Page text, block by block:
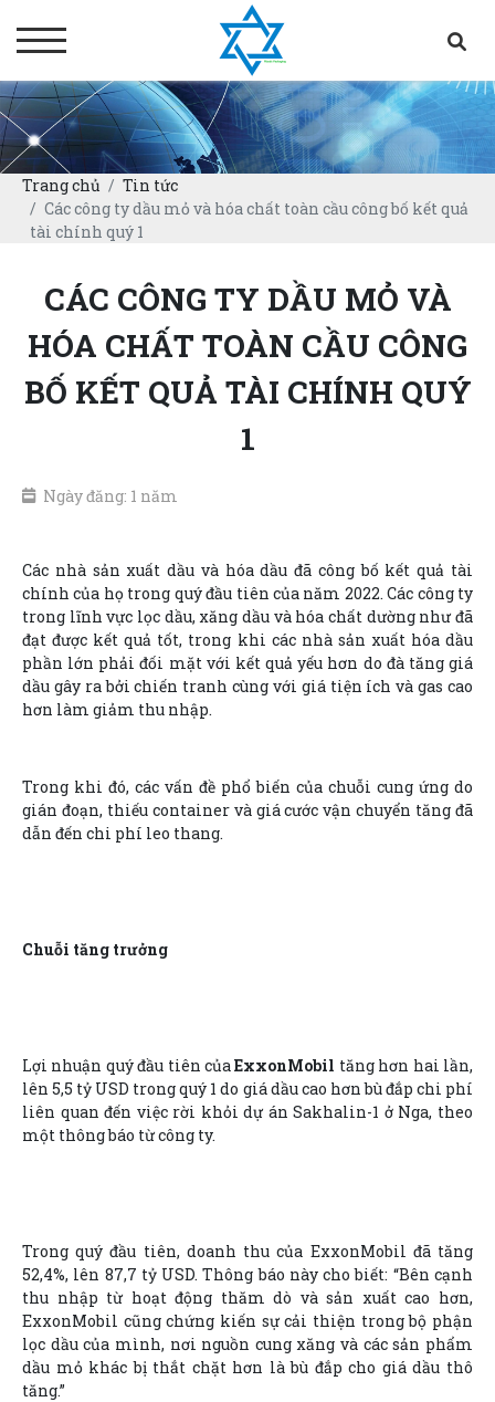
Trang chủ
Tin tức
Các công ty dầu mỏ và hóa chất toàn cầu công bố kết quả
tài chính quý 1
CÁC CÔNG TY DẦU MỎ VÀ
HÓA CHẤT TOÀN CẦU CÔNG
BỐ KẾT QUẢ TÀI CHÍNH QUÝ
1
Ngày đăng: 1 năm
Các nhà sản xuất dầu và hóa dầu đã công bố kết quả tài
chính của họ trong quý đầu tiên của năm 2022. Các công ty
trong lĩnh vực lọc dầu, xăng dầu và hóa chất dường như đã
đạt được kết quả tốt, trong khi các nhà sản xuất hóa dầu
phần lớn phải đối mặt với kết quả yếu hơn do đà tăng giá
dầu gây ra bởi chiến tranh cùng với giá tiện ích và gas cao
hơn làm giảm thu nhập.
Trong khi đó, các vấn đề phổ biến của chuỗi cung ứng do
gián đoạn, thiếu container và giá cước vận chuyển tăng đã
dẫn đến chi phí leo thang.
Chuỗi tăng trưởng
Lợi nhuận quý đầu tiên củaExxonMobil tăng hơn hai lần,
lên 5,5 tỷ USD trong quý 1 do giá dầu cao hơn bù đắp chi phí
liên quan đến việc rời khỏi dự án Sakhalin-1 ở Nga, theo
một thông báo từ công ty.
Trong quý đầu tiên, doanh thu của ExxonMobil đã tăng
52,4%, lên 87,7 tỷ USD. Thông báo này cho biết: “Bên cạnh
thu nhập từ hoạt động thăm dò và sản xuất cao hơn,
ExxonMobil cũng chứng kiến sự cải thiện trong bộ phận
lọc dầu của mình, nơi nguồn cung xăng và các sản phẩm
dầu mỏ khác bị thắt chặt hơn là bù đắp cho giá dầu thô
tăng.”